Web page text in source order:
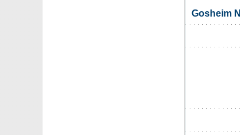
Gosheim